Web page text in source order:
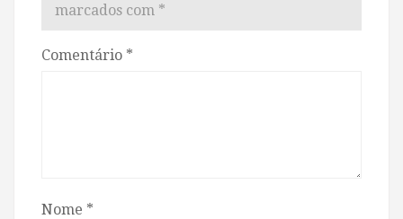
marcados com *
Comentário *
Nome *